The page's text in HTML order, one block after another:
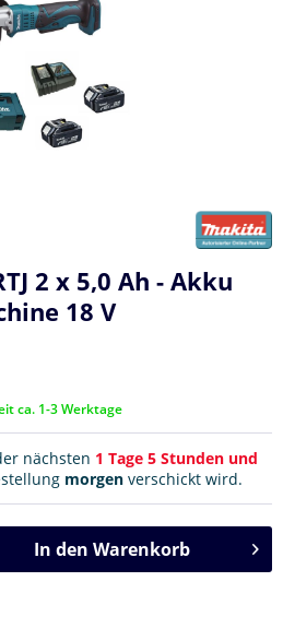
2 x 5,0 Ah - Akku
18 V
ca. 1-3 Werktage
nächsten 1 Tage 5 Stunden und
morgen verschickt wird.
In den Warenkorb